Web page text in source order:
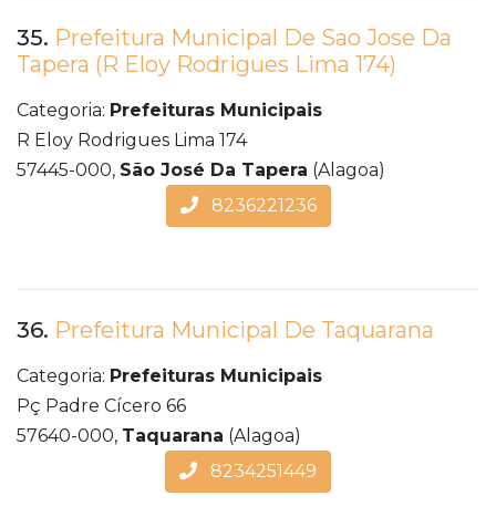
35. Prefeitura Municipal De Sao Jose Da
Tapera (R Eloy Rodrigues Lima 174)
Categoria: Prefeituras Municipais
R Eloy Rodrigues Lima 174
57445-000, São José Da Tapera (Alagoa)
8236221236
36. Prefeitura Municipal De Taquarana
Categoria: Prefeituras Municipais
Pç Padre Cícero 66
57640-000, Taquarana (Alagoa)
8234251449